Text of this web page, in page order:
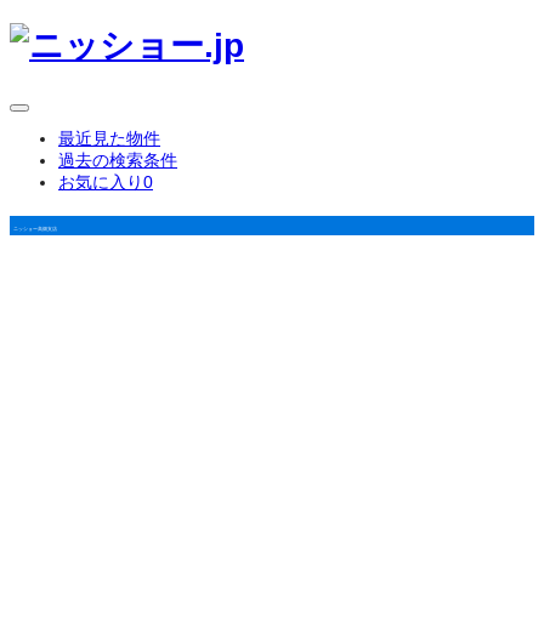
最近見た物件
過去の検索条件
お気に入り0
ニッショー高畑支店